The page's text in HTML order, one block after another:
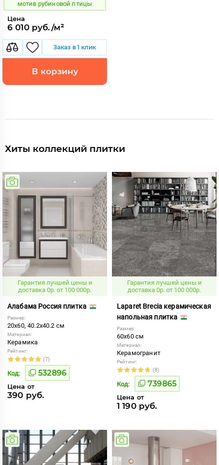
мотив рубиновой птицы
Цена
6 010 руб./м²
Заказ в 1 клик
В корзину
Хиты коллекций плитки
Гарантия лучшей цены и
доставка 0р. от 100 000р.
Алабама Россия плитка
Размер:
20x60, 40.2x40.2 см
Материал:
Керамика
Рейтинг:
(7)
Код: 532896
Цена от
390 руб.
Гарантия лучшей цены и
доставка 0р. от 100 000р.
Laparet Brecia керамическая
напольная плитка
Размер:
60x60 см
Материал:
Керамогранит
Рейтинг:
(8)
Код: 739865
Цена от
1 190 руб.